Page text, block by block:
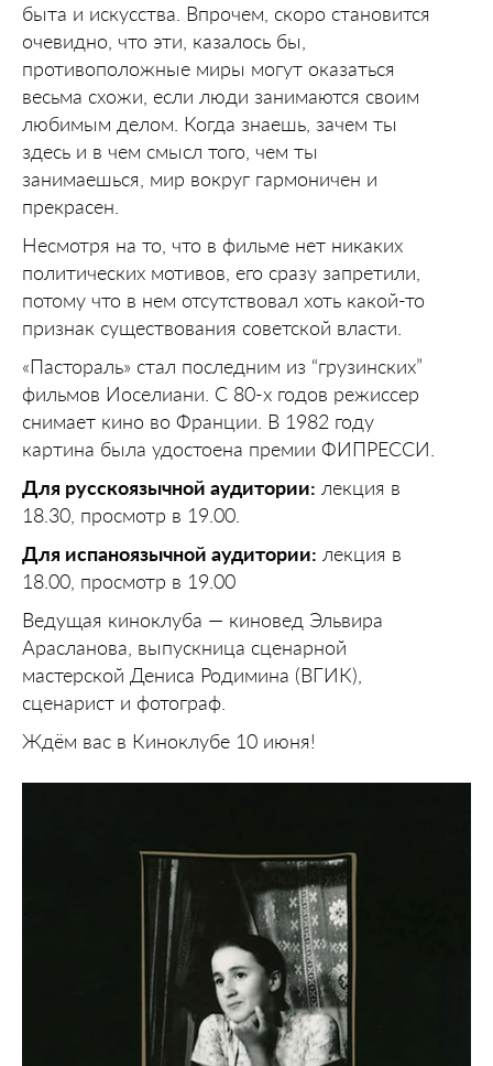
быта и искусства. Впрочем, скоро становится
очевидно, что эти, казалось бы,
противоположные миры могут оказаться
весьма схожи, если люди занимаются своим
любимым делом. Когда знаешь, зачем ты
здесь и в чем смысл того, чем ты
занимаешься, мир вокруг гармоничен и
прекрасен.
Несмотря на то, что в фильме нет никаких
политических мотивов, его сразу запретили,
потому что в нем отсутствовал хоть какой-то
признак существования советской власти.
«Пастораль» стал последним из “грузинских”
фильмов Иоселиани. С 80-х годов режиссер
снимает кино во Франции. В 1982 году
картина была удостоена премии ФИПРЕССИ.
Для русскоязычной аудитории: лекция в
18.30, просмотр в 19.00.
Для испаноязычной аудитории: лекция в
18.00, просмотр в 19.00
Ведущая киноклуба — киновед Эльвира
Арасланова, выпускница сценарной
мастерской Дениса Родимина (ВГИК),
сценарист и фотограф.
Ждём вас в Киноклубе 10 июня!